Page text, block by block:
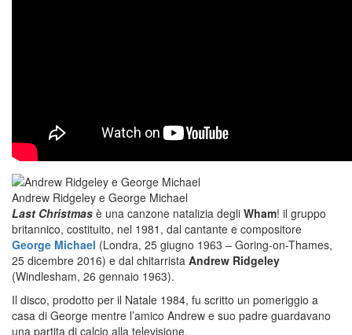
Andrew Ridgeley e George Michael
Last Christmas è una canzone natalizia degli Wham! il gruppo
britannico, costituito, nel 1981, dal cantante e compositore
George Michael (Londra, 25 giugno 1963 – Goring-on-Thames,
25 dicembre 2016) e dal chitarrista Andrew Ridgeley
(Windlesham, 26 gennaio 1963).
Il disco, prodotto per il Natale 1984, fu scritto un pomeriggio a
casa di George mentre l’amico Andrew e suo padre guardavano
una partita di calcio alla televisione.